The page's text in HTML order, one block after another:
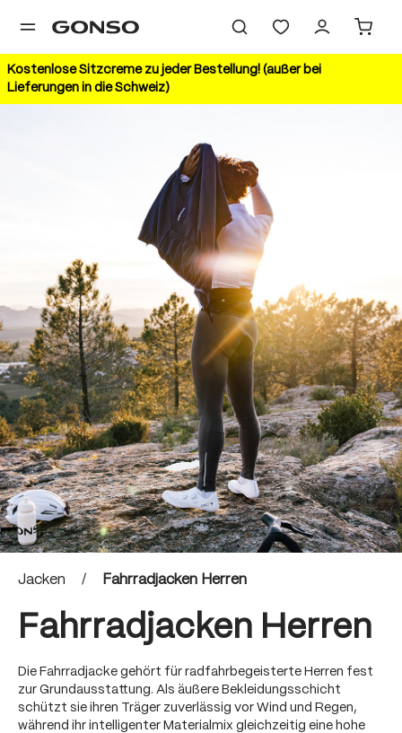
springen
Kostenlose Sitzcreme zu jeder Bestellung! (außer bei
Lieferungen in die Schweiz)
Jacken / Fahrradjacken Herren
Fahrradjacken Herren
Die Fahrradjacke gehört für radfahrbegeisterte Herren fest
zur Grundausstattung. Als äußere Bekleidungsschicht
schützt sie ihren Träger zuverlässig vor Wind und Regen,
während ihr intelligenter Materialmix gleichzeitig eine hohe